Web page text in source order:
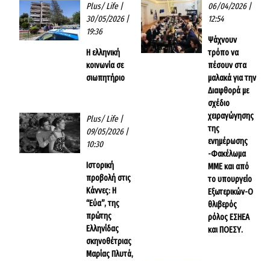
Plus/ Life|
30/05/2026 |
19:36
Η ελληνική
κοινωνία σε
σιωπητήριο
Plus/ Life|
09/05/2026 |
10:30
Ιστορική
προβολή στις
Κάννες: Η
“Εύα”, της
πρώτης
Ελληνίδας
σκηνοθέτριας
Μαρίας Πλυτά,
06/04/2026 |
12:54
Ψάχνουν
τρόπο να
πέσουν στα
μαλακά για την
Διαφθορά με
σχέδιο
χειραγώγησης
της
ενημέρωσης
-Φακέλωμα
ΜΜΕ και από
το υπουργείο
Εξωτερικών-Ο
θλιβερός
ρόλος ΕΣΗΕΑ
και ΠΟΕΣΥ.